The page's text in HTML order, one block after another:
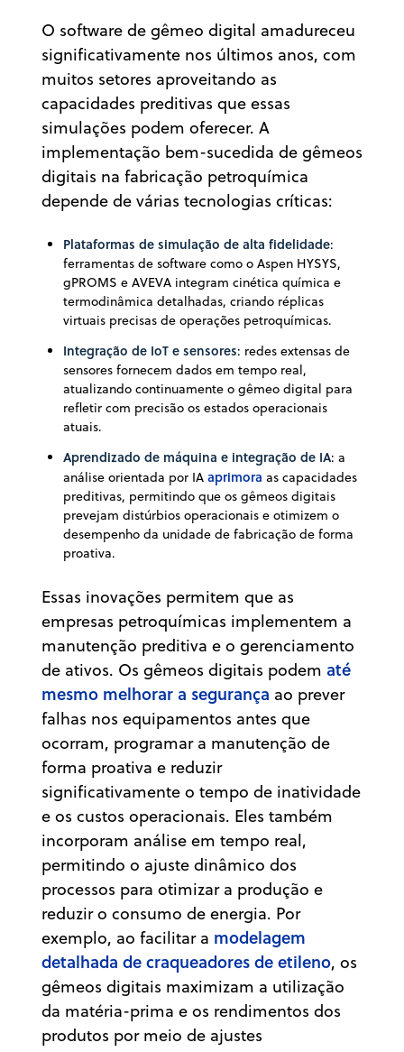
O software de gêmeo digital amadureceu
significativamente nos últimos anos, com
muitos setores aproveitando as
capacidades preditivas que essas
simulações podem oferecer. A
implementação bem-sucedida de gêmeos
digitais na fabricação petroquímica
depende de várias tecnologias críticas:
Plataformas desimulação de alta fidelidade:
ferramentas de software como o Aspen HYSYS,
gPROMS e AVEVA integram cinética química e
termodinâmica detalhadas, criando réplicas
virtuais precisas de operações petroquímicas.
Integração de IoT e sensores: redes extensas de
sensores fornecem dados em tempo real,
atualizando continuamente o gêmeo digital para
refletir com precisão os estados operacionais
atuais.
Aprendizado de máquina e integração de IA: a
análise orientada por IA aprimora as capacidades
preditivas, permitindo que os gêmeos digitais
prevejam distúrbios operacionais e otimizem o
desempenho da unidade de fabricação de forma
proativa.
Essas inovações permitem que as
empresas petroquímicas implementem a
manutenção preditiva e o gerenciamento
de ativos. Os gêmeos digitais podem até
mesmo melhorar a segurança ao prever
falhas nos equipamentos antes que
ocorram, programar a manutenção de
forma proativa e reduzir
significativamente o tempo de inatividade
e os custos operacionais. Eles também
incorporam análise em tempo real,
permitindo o ajuste dinâmico dos
processos para otimizar a produção e
reduzir o consumo de energia. Por
exemplo, ao facilitar a modelagem
detalhada de craqueadores de etileno, os
gêmeos digitais maximizam a utilização
da matéria-prima e os rendimentos dos
produtos por meio de ajustes